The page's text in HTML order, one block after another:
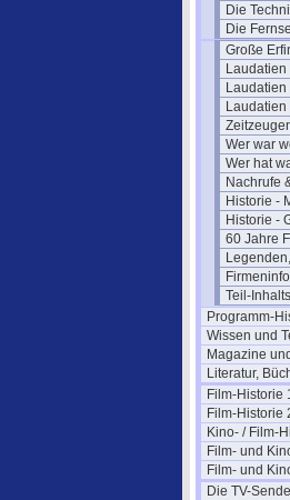
Die
Die
Große
Laudatien
Wer war
Wer hat
Nachrufe
Historie -
Historie -
60 Jahre
Teil-
Programm-
Wissen und
Magazine
Literatur,
Film-Historie
Film-Historie
Kino- / Film-
Film- und
Film- und
Die TV-